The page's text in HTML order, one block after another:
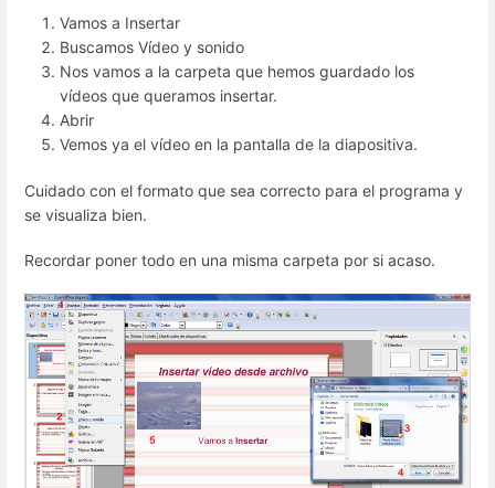
Vamos a Insertar
Buscamos Vídeo y sonido
Nos vamos a la carpeta que hemos guardado los
vídeos que queramos insertar.
Abrir
Vemos ya el vídeo en la pantalla de la diapositiva.
Cuidado con el formato que sea correcto para el programa y
se visualiza bien.
Recordar poner todo en una misma carpeta por si acaso.